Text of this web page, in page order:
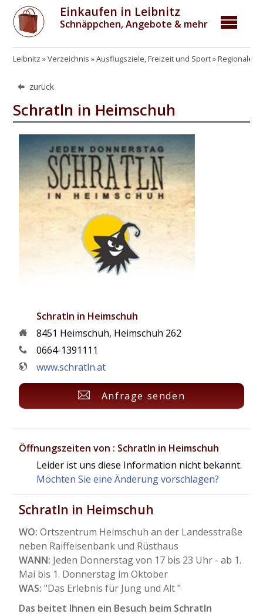
Einkaufen in Leibnitz
Schnäppchen, Angebote & mehr
Leibnitz Verzeichnis Ausflugsziele, Freizeit und Sport Regionales
zurück
Schratln in Heimschuh
Schratln in Heimschuh
8451 Heimschuh, Heimschuh 262
0664-1391111
www.schratln.at
Anfrage senden
Öffnungszeiten von : Schratln in Heimschuh
Leider ist uns diese Information nicht bekannt.
Möchten Sie eine Änderung vorschlagen?
Schratln in Heimschuh
WO: Ortszentrum Heimschuh an der Landesstraße
neben Raiffeisenbank und Rüsthaus
WANN: Jeden Donnerstag von 17 bis 23 Uhr - ab 1.
Mai bis 1. Donnerstag im Oktober
WAS: "Das Erlebnis für Jung und Alt "
Das beitet Ihnen ein Besuch beim Schratln